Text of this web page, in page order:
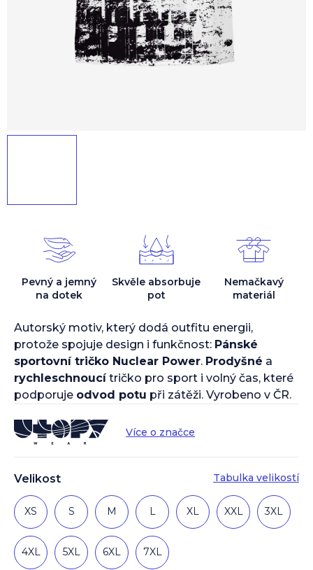
Velikost Tabulka velikostí
XS S M L XL XXL 3XL
4XL 5XL 6XL 7XL
Autorský motiv, který dodá outfitu energii,
protože spojuje design i funkčnost: Pánské
sportovní tričko Nuclear Power. Prodyšné a
rychleschnoucítričko pro sport i volný čas, které
podporuje odvod potu při zátěži. Vyrobeno v ČR.
Více o značce
Pevný a jemný
na dotek
Skvěle absorbuje
pot
Nemačkavý
materiál